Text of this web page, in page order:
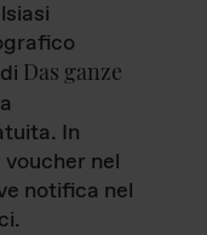
Das ganze
In
nel
notifica nel